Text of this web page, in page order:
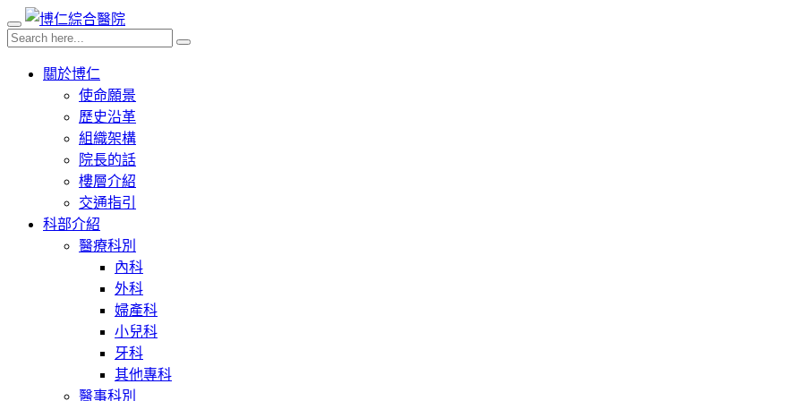
關於博仁
使命願景
歷史沿革
組織架構
院長的話
樓層介紹
交通指引
科部介紹
醫療科別
內科
外科
婦產科
小兒科
牙科
其他專科
醫事科別